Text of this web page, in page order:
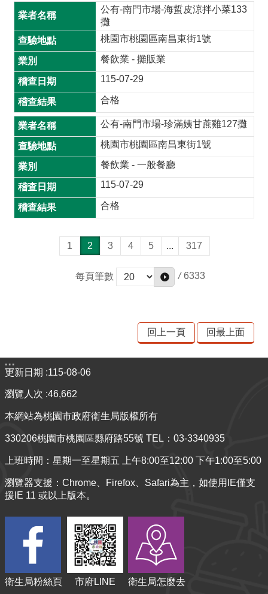
公有-南門市場-海蜇皮涼拌小菜133
攤
桃園市桃園區南昌東街1號
餐飲業 - 攤販業
115-07-29
合格
公有-南門市場-珍滿姨甘蔗雞127攤
桃園市桃園區南昌東街1號
餐飲業 - 一般餐廳
115-07-29
合格
1 2 3 4 5 ... 317
每頁筆數 / 6333
回上一頁 回最上面
:::
更新日期 115-08-06
瀏覽人次 46,662
本網站為桃園市政府衛生局版權所有
330206桃園市桃園區縣府路55號 TEL：03-3340935
上班時間：星期一至星期五 上午8:00至12:00 下午1:00至5:00
瀏覽器支援：Chrome、Firefox、Safari為主，如使用IE僅支
援IE 11 或以上版本。
衛生局粉絲頁 市府LINE 衛生局怎麼去